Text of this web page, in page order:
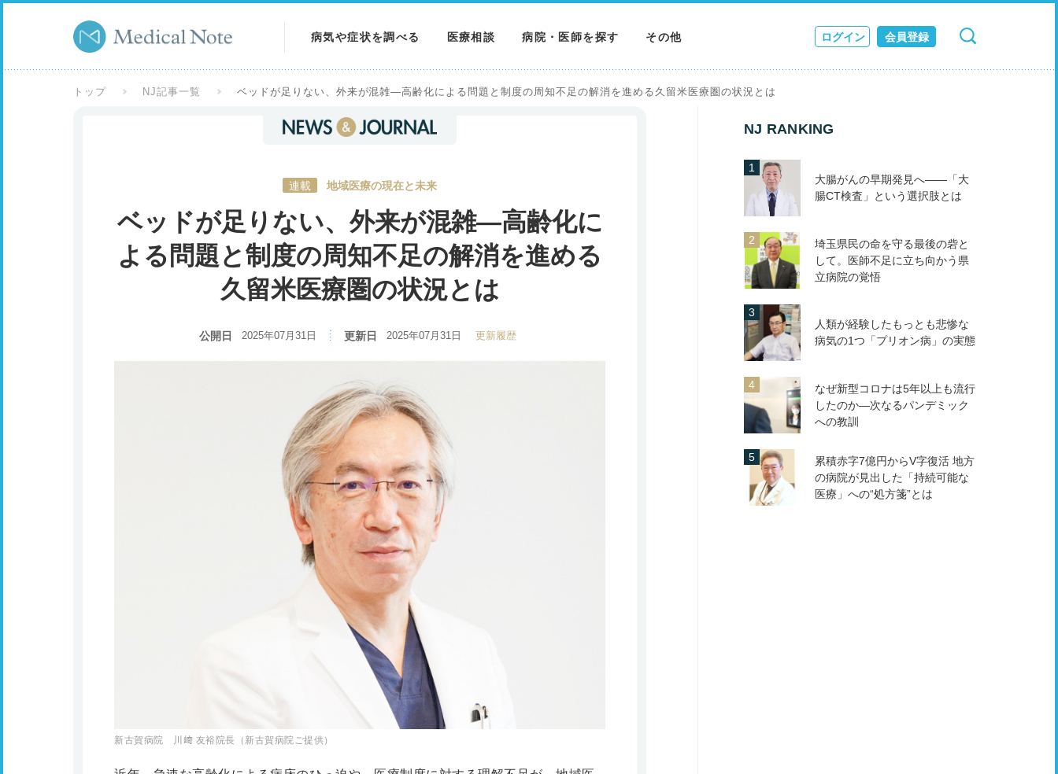
病気や症状を調べる
症状を調べる
医療相談 病院・医師を探す その他 ログイン 会員登録
検索 キャンセル
トップ NJ記事一覧 ベッドが足りない、外来が混雑―高齢化による問題と制度の周知不足の解消を進める久留米医療圏の状況とは
連載 地域医療の現在と未来
ベッドが足りない、外来が混雑―高齢化に
よる問題と制度の周知不足の解消を進める
久留米医療圏の状況とは
公開日 2025年07月31日 更新日 2025年07月31日 更新履歴
新古賀病院 川﨑 友裕院長（新古賀病院ご提供）
NJ RANKING
大腸がんの早期発見へ――「大
腸CT検査」という選択肢とは
埼玉県民の命を守る最後の砦と
して。医師不足に立ち向かう県
立病院の覚悟
人類が経験したもっとも悲惨な
病気の1つ「プリオン病」の実態
なぜ新型コロナは5年以上も流行
したのか―次なるパンデミック
への教訓
累積赤字7億円からV字復活 地方
の病院が見出した「持続可能な
医療」への“処方箋”とは